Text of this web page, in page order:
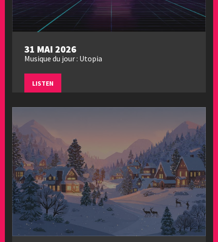
31 MAI 2026
Musique du jour : Utopia
LISTEN